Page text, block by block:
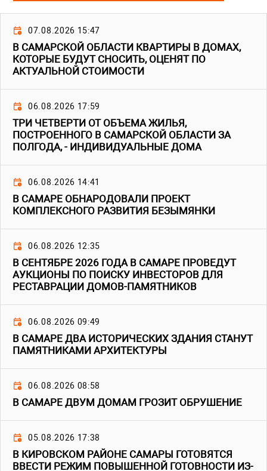
07.08.2026 15:47
В САМАРСКОЙ ОБЛАСТИ КВАРТИРЫ В ДОМАХ,
КОТОРЫЕ БУДУТ СНОСИТЬ, ОЦЕНЯТ ПО
АКТУАЛЬНОЙ СТОИМОСТИ
06.08.2026 17:59
ТРИ ЧЕТВЕРТИ ОТ ОБЪЕМА ЖИЛЬЯ,
ПОСТРОЕННОГО В САМАРСКОЙ ОБЛАСТИ ЗА
ПОЛГОДА, - ИНДИВИДУАЛЬНЫЕ ДОМА
06.08.2026 14:41
В САМАРЕ ОБНАРОДОВАЛИ ПРОЕКТ
КОМПЛЕКСНОГО РАЗВИТИЯ БЕЗЫМЯНКИ
06.08.2026 12:35
В СЕНТЯБРЕ 2026 ГОДА В САМАРЕ ПРОВЕДУТ
АУКЦИОНЫ ПО ПОИСКУ ИНВЕСТОРОВ ДЛЯ
РЕСТАВРАЦИИ ДОМОВ-ПАМЯТНИКОВ
06.08.2026 09:49
В САМАРЕ ДВА ИСТОРИЧЕСКИХ ЗДАНИЯ СТАНУТ
ПАМЯТНИКАМИ АРХИТЕКТУРЫ
06.08.2026 08:58
В САМАРЕ ДВУМ ДОМАМ ГРОЗИТ ОБРУШЕНИЕ
05.08.2026 17:38
В КИРОВСКОМ РАЙОНЕ САМАРЫ ГОТОВЯТСЯ
ВВЕСТИ РЕЖИМ ПОВЫШЕННОЙ ГОТОВНОСТИ ИЗ-